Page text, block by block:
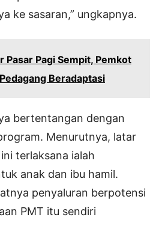
ke sasaran,” ungkapnya.
Pasar Pagi Sempit, Pemkot
Beradaptasi
bertentangan dengan
Menurutnya, latar
terlaksana ialah
anak dan ibu hamil.
penyaluran berpotensi
PMT itu sendiri